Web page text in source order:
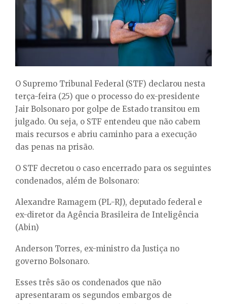
O Supremo Tribunal Federal (STF) declarou nesta
terça-feira (25) que o processo do ex-presidente
Jair Bolsonaro por golpe de Estado transitou em
julgado. Ou seja, o STF entendeu que não cabem
mais recursos e abriu caminho para a execução
das penas na prisão.
O STF decretou o caso encerrado para os seguintes
condenados, além de Bolsonaro:
Alexandre Ramagem (PL-RJ), deputado federal e
ex-diretor da Agência Brasileira de Inteligência
(Abin)
Anderson Torres, ex-ministro da Justiça no
governo Bolsonaro.
Esses três são os condenados que não
apresentaram os segundos embargos de